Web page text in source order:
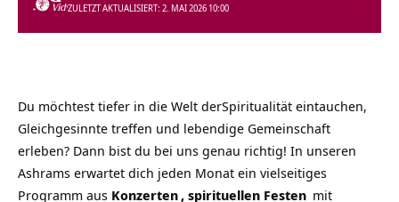
ZULETZT AKTUALISIERT: 2. MAI 2026 10:00
Du möchtest tiefer in die Welt derSpiritualität eintauchen,
Gleichgesinnte treffen und lebendige Gemeinschaft
erleben? Dann bist du bei uns genau richtig! In unseren
Ashrams erwartet dich jeden Monat ein vielseitiges
Programm aus Konzerten , spirituellen Festen mit